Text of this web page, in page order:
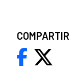
COMPARTIR